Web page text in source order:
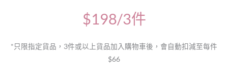
$198/3件
*只限指定貨品，3件或以上貨品加入購物車後，會自動扣減至每件
$66